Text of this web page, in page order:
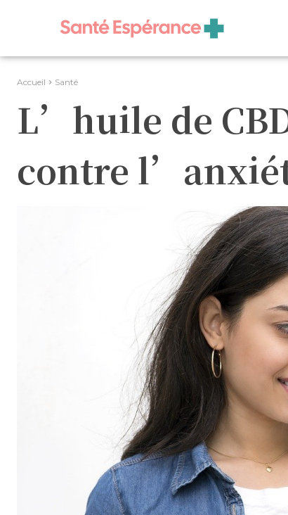
Accueil Santé
L’huile de
contre